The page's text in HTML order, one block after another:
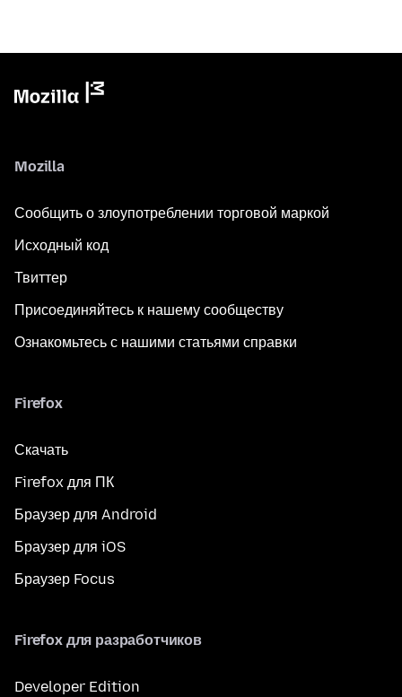
Mozilla
Сообщить о злоупотреблении торговой маркой
Исходный код
Твиттер
Присоединяйтесь к нашему сообществу
Ознакомьтесь с нашими статьями справки
Firefox
Скачать
Firefox для ПК
Браузер для Android
Браузер для iOS
Браузер Focus
Firefox для разработчиков
Developer Edition